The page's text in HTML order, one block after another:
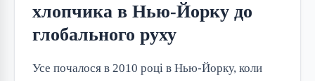
хлопчика в Нью-Йорку до
глобального руху
Усе почалося в 2010 році в Нью-Йорку, коли